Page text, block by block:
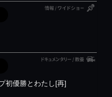
優勝とわたし[再]